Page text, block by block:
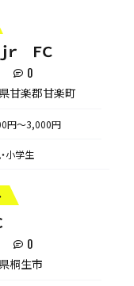
ＦＣ
0
甘楽郡甘楽町
円〜3,000円
小学生
0
桐生市